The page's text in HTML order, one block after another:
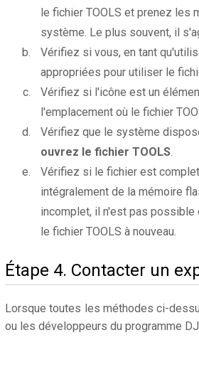
le fichier TOOLS et prenez les
système. Le plus souvent, il
Vérifiez si vous, en tant
appropriées pour utiliser le
Vérifiez si l'icône est un
l'emplacement où le fichier
Vérifiez que le système
ouvrez le fichier TOOLS.
Vérifiez si le fichier est
intégralement de la mémoire
incomplet, il n'est pas possible
le fichier TOOLS à nouveau.
Étape 4. Contacter un
Lorsque toutes les méthodes ci-
ou les développeurs du programme